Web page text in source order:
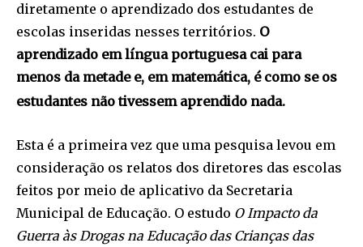
diretamente o aprendizado dos estudantes de
escolas inseridas nesses territórios. O
aprendizado em língua portuguesa cai para
menos da metade e, em matemática, é como se os
estudantes não tivessem aprendido nada.
Esta é a primeira vez que uma pesquisa levou em
consideração os relatos dos diretores das escolas
feitos por meio de aplicativo da Secretaria
Municipal de Educação. O estudo O Impacto da
Guerra às Drogas na Educação das Crianças das